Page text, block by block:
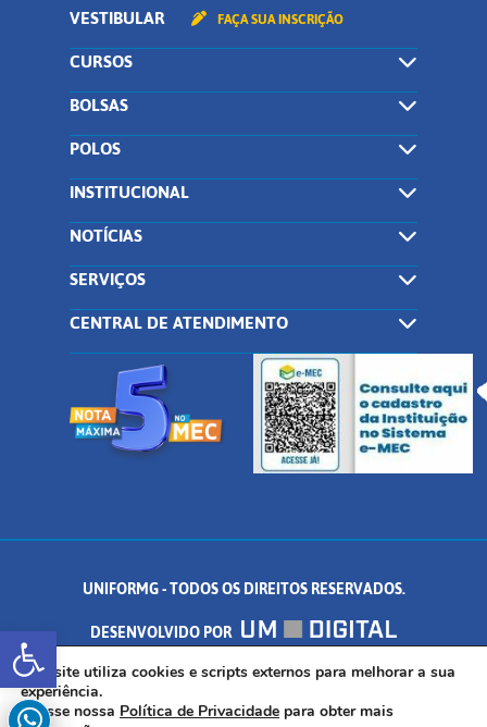
Abrir a barra de ferramentas
VESTIBULAR FAÇA SUA INSCRIÇÃO
CURSOS
BOLSAS
POLOS
INSTITUCIONAL
NOTÍCIAS
SERVIÇOS
CENTRAL DE ATENDIMENTO
UNIFORMG - TODOS OS DIREITOS RESERVADOS.
DESENVOLVIDO POR
AV. DR. ARNALDO DE SENNA, 328 - PALMEIRAS, FORMIGA/MG - CEP:
35.574.530
Este site utiliza cookies e scripts externos para melhorar a sua
experiência.
Acesse nossa Política de Privacidade para obter mais